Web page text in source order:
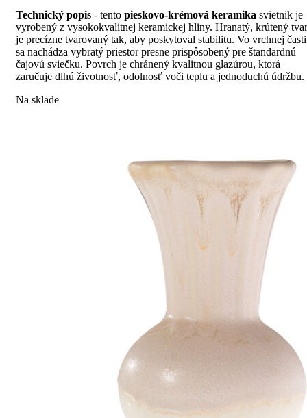
Technický popis - tento pieskovo-krémová keramika svietnik je
vyrobený z vysokokvalitnej keramickej hliny. Hranatý, krútený tvar
je precízne tvarovaný tak, aby poskytoval stabilitu. Vo vrchnej časti
sa nachádza vybratý priestor presne prispôsobený pre štandardnú
čajovú sviečku. Povrch je chránený kvalitnou glazúrou, ktorá
zaručuje dlhú životnosť, odolnosť voči teplu a jednoduchú údržbu.
Na sklade